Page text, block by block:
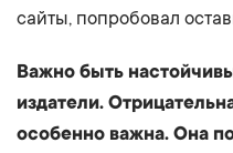
сайты, попробовал
Важно быть
издатели.
особенно важна. Она